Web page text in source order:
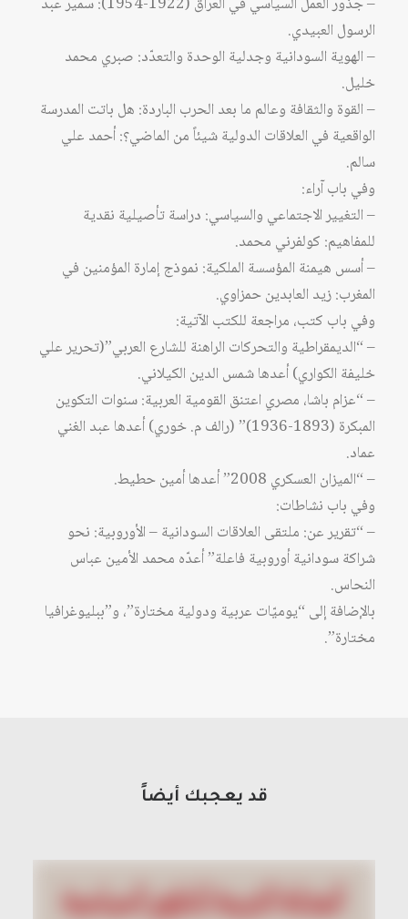
الرسول العبيدي.
– الهوية السودانية وجدلية الوحدة والتعدّد: صبري محمد
خليل.
– القوة والثقافة وعالم ما بعد الحرب الباردة: هل باتت المدرسة
الواقعية في العلاقات الدولية شيئاً من الماضي؟: أحمد علي
سالم.
وفي باب آراء:
– التغيير الاجتماعي والسياسي: دراسة تأصيلية نقدية
للمفاهيم: كولفرني محمد.
– أسس هيمنة المؤسسة الملكية: نموذج إمارة المؤمنين في
المغرب: زيد العابدين حمزاوي.
وفي باب كتب، مراجعة للكتب الآتية:
– “الديمقراطية والتحركات الراهنة للشارع العربي”(تحرير علي
خليفة الكواري) أعدها شمس الدين الكيلاني.
– “عزام باشا، مصري اعتنق القومية العربية: سنوات التكوين
المبكرة (1893-1936)” (رالف م. خوري) أعدها عبد الغني
عماد.
– “الميزان العسكري 2008” أعدها أمين حطيط.
وفي باب نشاطات:
– “تقرير عن: ملتقى العلاقات السودانية – الأوروبية: نحو
شراكة سودانية أوروبية فاعلة” أعدّه محمد الأمين عباس
النحاس.
بالإضافة إلى “يوميّات عربية ودولية مختارة”، و”ببليوغرافيا
مختارة”.
قد يعجبك أيضاً